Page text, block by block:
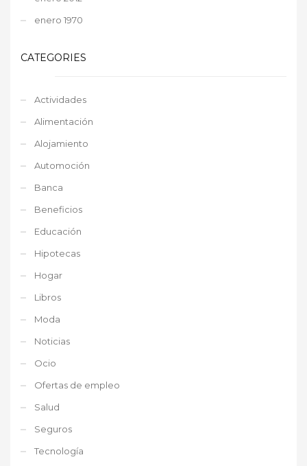
enero 1970
CATEGORIES
Actividades
Alimentación
Alojamiento
Automoción
Banca
Beneficios
Educación
Hipotecas
Hogar
Libros
Moda
Noticias
Ocio
Ofertas de empleo
Salud
Seguros
Tecnología